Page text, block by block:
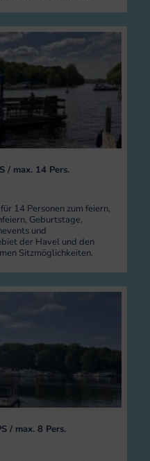
/ max. 14 Pers.
14 Personen zum feiern,
Geburtstage,
und
der Havel und den
Sitzmöglichkeiten.
/ max. 8 Pers.